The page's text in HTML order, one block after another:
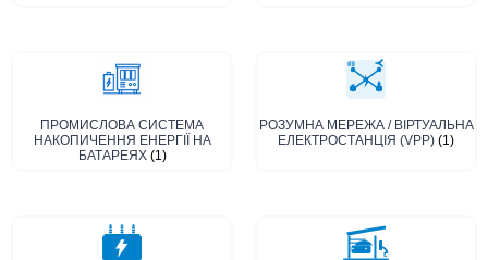
ПРОМИСЛОВА СИСТЕМА
НАКОПИЧЕННЯ ЕНЕРГІЇ НА
БАТАРЕЯХ (1)
РОЗУМНА МЕРЕЖА / ВІРТУАЛЬНА
ЕЛЕКТРОСТАНЦІЯ (VPP) (1)